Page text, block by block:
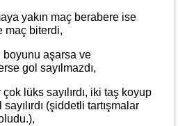
maç berabere ise
maç biterdi,
aşarsa ve
gol sayılmazdı,
sayılırdı, iki taş koyup
(şiddetli tartışmalar